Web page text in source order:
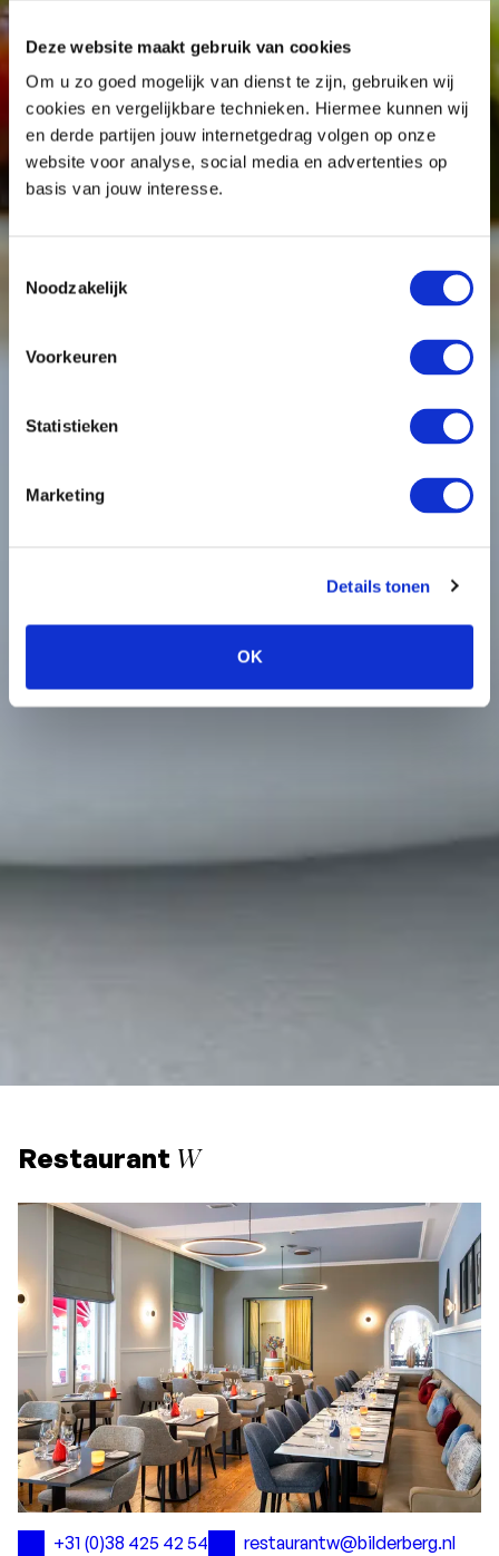
Deze website maakt gebruik van cookies
Om u zo goed mogelijk van dienst te zijn, gebruiken wij
cookies en vergelijkbare technieken. Hiermee kunnen wij
en derde partijen jouw internetgedrag volgen op onze
website voor analyse, social media en advertenties op
basis van jouw interesse.
Noodzakelijk
Voorkeuren
Statistieken
Marketing
Details tonen
OK
Restaurant W
+31 (0)38 425 42 54
restaurantw@bilderberg.nl